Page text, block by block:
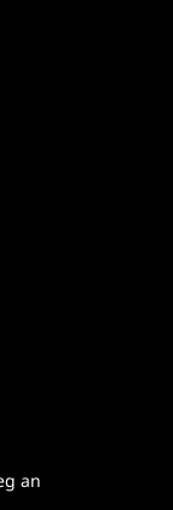
an